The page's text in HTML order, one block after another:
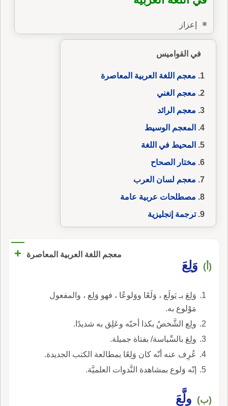
إعزاز
في القواميس
معجم اللغة العربية المعاصرة
معجم الغني
معجم الرائد
المعجم الوسيط
المحيط في اللغة
مختار الصحاح
معجم لسان العرب
مصطلحات عربية عامة
ترجمة إنجليزية
معجم اللغة العربية المعاصرة +
(أ) وَلِعَ
وَلِعَ بـ يَولَع ، وَلَعًا ووَلوعًا ، فهو وَلِع ، والمفعول
مَوْلوع به.
ولِع الشَّخصُ بكذا أحبّه وعَلِق به شديدًا.
ولِعَ بالسِّياسة/ بفتاة جميلة.
عُرِف عنه أنّه كان وَلِعًا بمطالعة الكتب الجديدة.
إنّه وَلوع بمشاهدة النَّدوات العلميَّة.
(ب) ولَّعَ